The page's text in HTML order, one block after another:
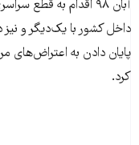
آبان ۹۸ اقدام به قطع
داخل کشور با یک‌دیگر و
پایان دادن به اعتراض­‌های
کرد.